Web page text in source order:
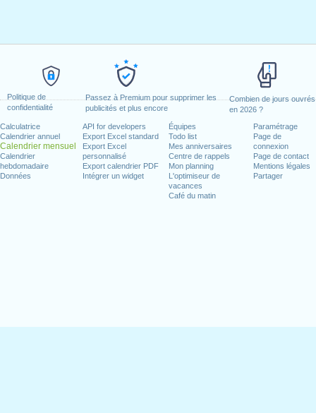
Politique de
confidentialité
Passez à Premium pour supprimer les
publicités et plus encore
Combien de jours ouvrés
en 2026 ?
Calculatrice
Calendrier annuel
Calendrier mensuel
Calendrier
hebdomadaire
Données
API for developers
Export Excel standard
Export Excel
personnalisé
Export calendrier PDF
Intégrer un widget
Équipes
Todo list
Mes anniversaires
Centre de rappels
Mon planning
L'optimiseur de
vacances
Café du matin
Paramétrage
Page de
connexion
Page de contact
Mentions légales
Partager